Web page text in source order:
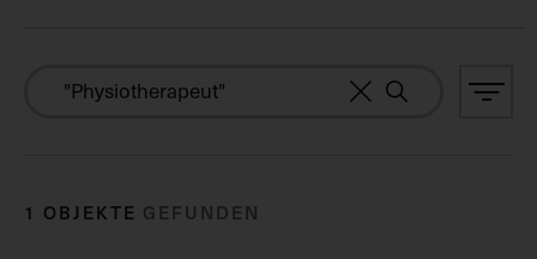
1 OBJEKTE GEFUNDEN